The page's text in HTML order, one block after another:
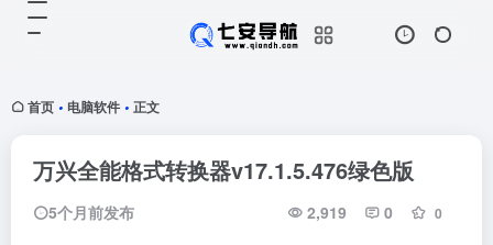
首页 • 电脑软件 • 正文
万兴全能格式转换器v17.1.5.476绿色版
5个月前发布 2,919 0 0